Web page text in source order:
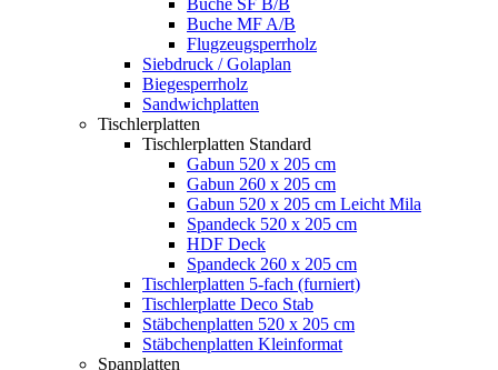
Buche SF B/B
Buche MF A/B
Flugzeugsperrholz
Siebdruck / Golaplan
Biegesperrholz
Sandwichplatten
Tischlerplatten
Tischlerplatten Standard
Gabun 520 x 205 cm
Gabun 260 x 205 cm
Gabun 520 x 205 cm Leicht Mila
Spandeck 520 x 205 cm
HDF Deck
Spandeck 260 x 205 cm
Tischlerplatten 5-fach (furniert)
Tischlerplatte Deco Stab
Stäbchenplatten 520 x 205 cm
Stäbchenplatten Kleinformat
Spanplatten